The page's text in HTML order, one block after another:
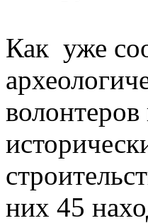
Как уже
них 45